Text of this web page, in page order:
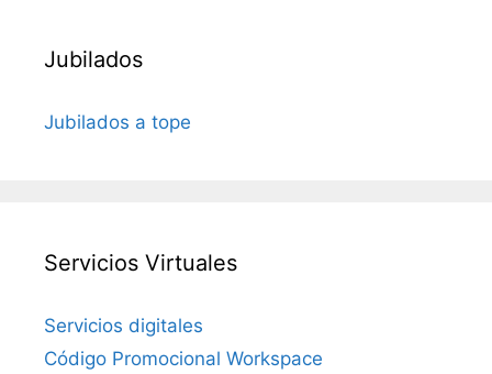
Jubilados
Jubilados a tope
Servicios Virtuales
Servicios digitales
Código Promocional Workspace